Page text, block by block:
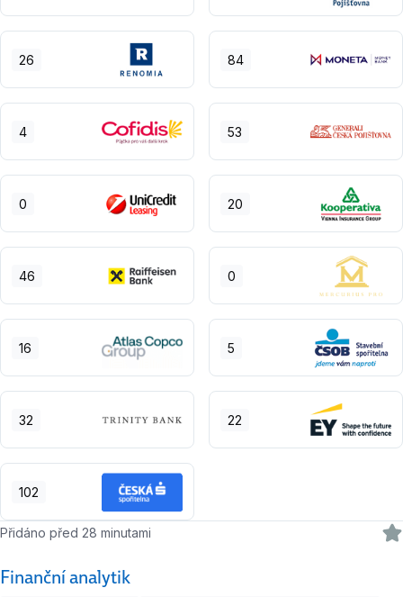
26 84
4 53
0 20
46 0
16 5
32 22
102
Finanční analytik
Přidáno před 28 minutami